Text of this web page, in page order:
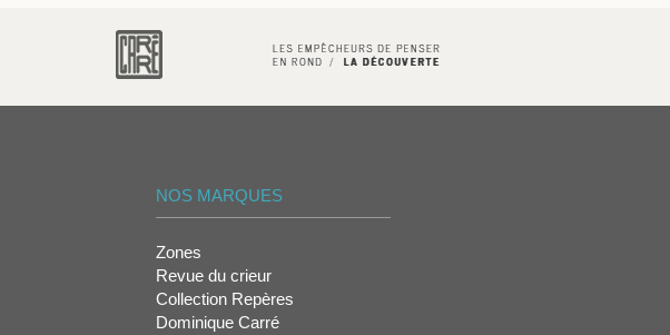
NOS MARQUES
Zones
Revue du crieur
Collection Repères
Dominique Carré